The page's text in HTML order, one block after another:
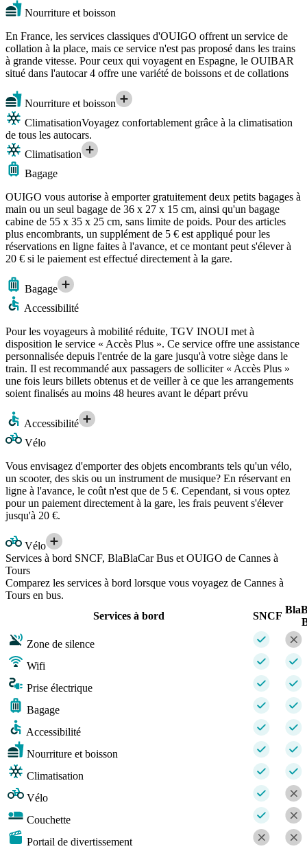
Nourriture et boisson
En France, les services classiques d'OUIGO offrent un service de
collation à la place, mais ce service n'est pas proposé dans les trains
à grande vitesse. Pour ceux qui voyagent en Espagne, le OUIBAR
situé dans l'autocar 4 offre une variété de boissons et de collations
Nourriture et boisson
ClimatisationVoyagez confortablement grâce à la climatisation
de tous les autocars.
Climatisation
Bagage
OUIGO vous autorise à emporter gratuitement deux petits bagages à
main ou un seul bagage de 36 x 27 x 15 cm, ainsi qu'un bagage
cabine de 55 x 35 x 25 cm, sans limite de poids. Pour des articles
plus encombrants, un supplément de 5 € est appliqué pour les
réservations en ligne faites à l'avance, et ce montant peut s'élever à
20 € si le paiement est effectué directement à la gare.
Bagage
Accessibilité
Pour les voyageurs à mobilité réduite, TGV INOUI met à
disposition le service « Accès Plus ». Ce service offre une assistance
personnalisée depuis l'entrée de la gare jusqu'à votre siège dans le
train. Il est recommandé aux passagers de solliciter « Accès Plus »
une fois leurs billets obtenus et de veiller à ce que les arrangements
soient finalisés au moins 48 heures avant le départ prévu
Accessibilité
Vélo
Vous envisagez d'emporter des objets encombrants tels qu'un vélo,
un scooter, des skis ou un instrument de musique? En réservant en
ligne à l'avance, le coût n'est que de 5 €. Cependant, si vous optez
pour un paiement directement à la gare, les frais peuvent s'élever
jusqu'à 20 €.
Vélo
Services à bord SNCF, BlaBlaCar Bus et OUIGO de Cannes à
Tours
Comparez les services à bord lorsque vous voyagez de Cannes à
Tours en bus.
Services à bord
SNCF
Zone de silence
Wifi
Prise électrique
Bagage
Accessibilité
Nourriture et boisson
Climatisation
Vélo
Couchette
Portail de divertissement